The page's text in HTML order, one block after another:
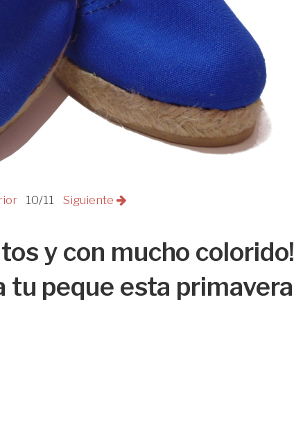
10/11 Siguiente
y con mucho colorido!
tu peque esta primavera